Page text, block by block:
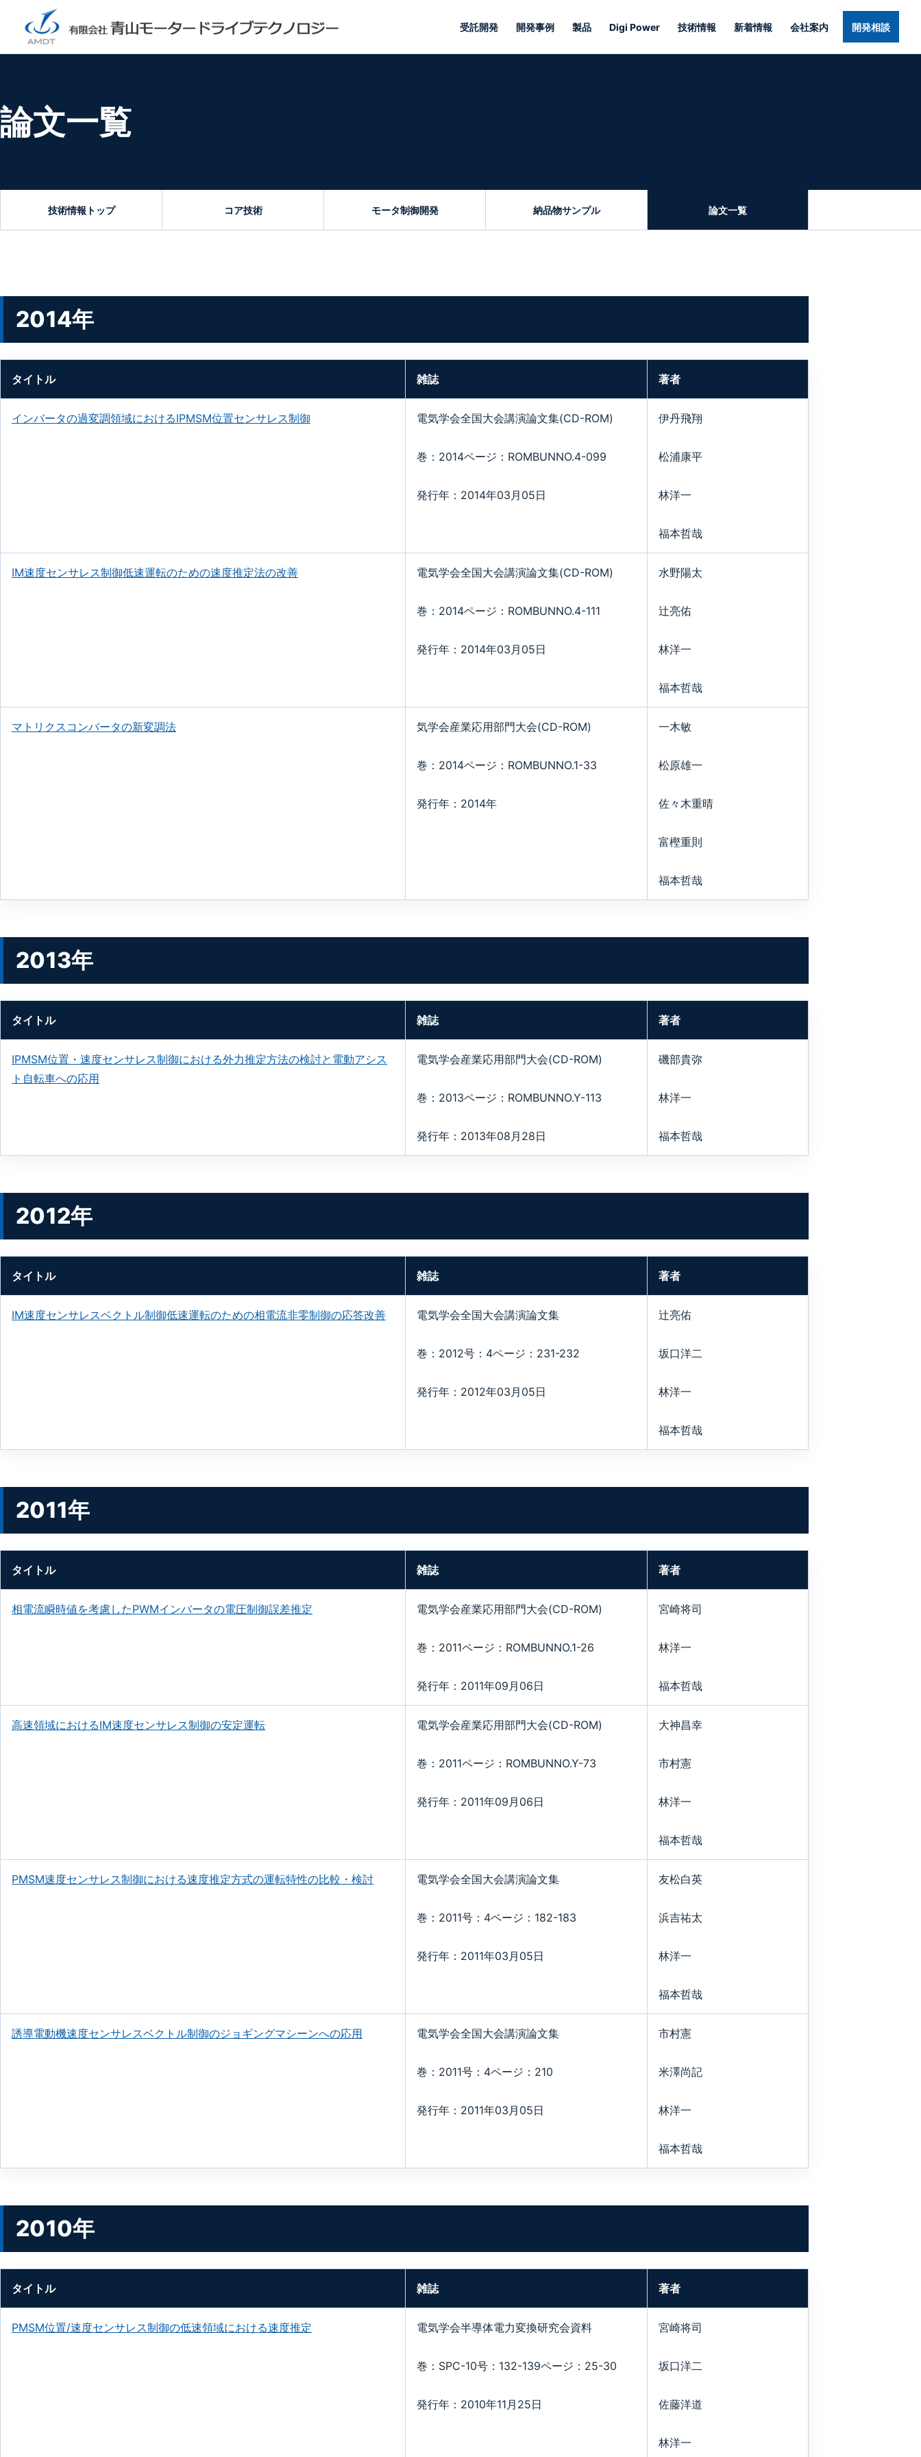
受託開発 開発事例 製品 Digi Power 技術情報 新着情報 会社案内 開発相談
論文一覧
技術情報トップ コア技術 モータ制御開発 納品物サンプル 論文一覧
2014年
タイトル 雑誌 著者
インバータの過変調領域におけるIPMSM位置センサレス制御 電気学会全国大会講演論文集(CD-ROM)
巻：2014ページ：ROMBUNNO.4-099
発行年：2014年03月05日
伊丹飛翔
松浦康平
林洋一
福本哲哉
IM速度センサレス制御低速運転のための速度推定法の改善 電気学会全国大会講演論文集(CD-ROM)
巻：2014ページ：ROMBUNNO.4-111
発行年：2014年03月05日
水野陽太
辻亮佑
林洋一
福本哲哉
マトリクスコンバータの新変調法 気学会産業応用部門大会(CD-ROM)
巻：2014ページ：ROMBUNNO.1-33
発行年：2014年
一木敏
松原雄一
佐々木重晴
富樫重則
福本哲哉
2013年
タイトル 雑誌 著者
IPMSM位置・速度センサレス制御における外力推定方法の検討と電動アシス
ト自転車への応用
電気学会産業応用部門大会(CD-ROM)
巻：2013ページ：ROMBUNNO.Y-113
発行年：2013年08月28日
磯部貴弥
林洋一
福本哲哉
2012年
タイトル 雑誌 著者
IM速度センサレスベクトル制御低速運転のための相電流非零制御の応答改善 電気学会全国大会講演論文集
巻：2012号：4ページ：231-232
発行年：2012年03月05日
辻亮佑
坂口洋二
林洋一
福本哲哉
2011年
タイトル 雑誌 著者
相電流瞬時値を考慮したPWMインバータの電圧制御誤差推定 電気学会産業応用部門大会(CD-ROM)
巻：2011ページ：ROMBUNNO.1-26
発行年：2011年09月06日
宮崎将司
林洋一
福本哲哉
高速領域におけるIM速度センサレス制御の安定運転 電気学会産業応用部門大会(CD-ROM)
巻：2011ページ：ROMBUNNO.Y-73
発行年：2011年09月06日
大神昌幸
市村憲
林洋一
福本哲哉
PMSM速度センサレス制御における速度推定方式の運転特性の比較・検討 電気学会全国大会講演論文集
巻：2011号：4ページ：182-183
発行年：2011年03月05日
友松白英
浜吉祐太
林洋一
福本哲哉
誘導電動機速度センサレスベクトル制御のジョギングマシーンへの応用 電気学会全国大会講演論文集
巻：2011号：4ページ：210
発行年：2011年03月05日
市村憲
米澤尚記
林洋一
福本哲哉
2010年
タイトル 雑誌 著者
PMSM位置/速度センサレス制御の低速領域における速度推定 電気学会半導体電力変換研究会資料
巻：SPC-10号：132-139ページ：25-30
発行年：2010年11月25日
宮崎将司
坂口洋二
佐藤洋道
林洋一